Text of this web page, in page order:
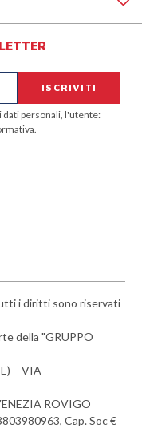
dati personali, l'utente:
i diritti sono riservati
della "GRUPPO
– VIA
ROVIGO
Cap. Soc €